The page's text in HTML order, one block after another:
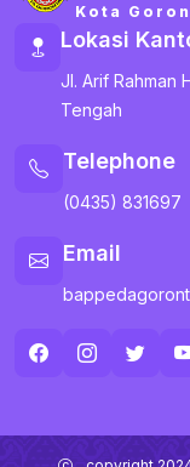
Kota
Lokasi
Jl. Arif Rahman
Tengah
Telephone
(0435) 831697
Email